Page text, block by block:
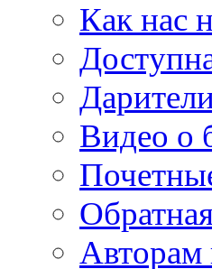
Как нас
Видео о
Авторам